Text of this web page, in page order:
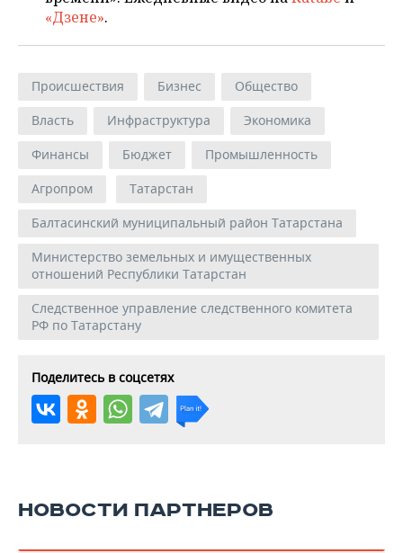
«Дзене».
Происшествия Бизнес
Общество
Власть
Инфраструктура
Экономика
Финансы
Бюджет
Промышленность
Агропром
Татарстан
Балтасинский муниципальный район Татарстана
Министерство земельных и имущественных
отношений Республики Татарстан
Следственное управление следственного комитета
РФ по Татарстану
Поделитесь в соцсетях
НОВОСТИ ПАРТНЕРОВ